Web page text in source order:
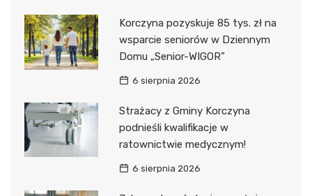
Korczyna pozyskuje 85 tys. zł na
wsparcie seniorów w Dziennym
Domu „Senior-WIGOR”
6 sierpnia 2026
Strażacy z Gminy Korczyna
podnieśli kwalifikacje w
ratownictwie medycznym!
6 sierpnia 2026